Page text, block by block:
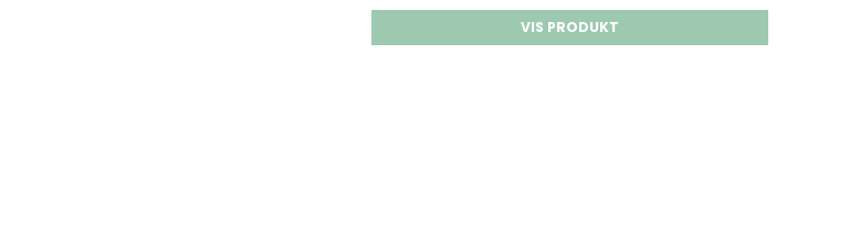
VIS PRODUKT